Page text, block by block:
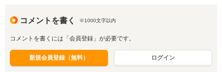
コメントを書く ※1000文字以内
コメントを書くには「会員登録」が必要です。
新規会員登録（無料） ログイン